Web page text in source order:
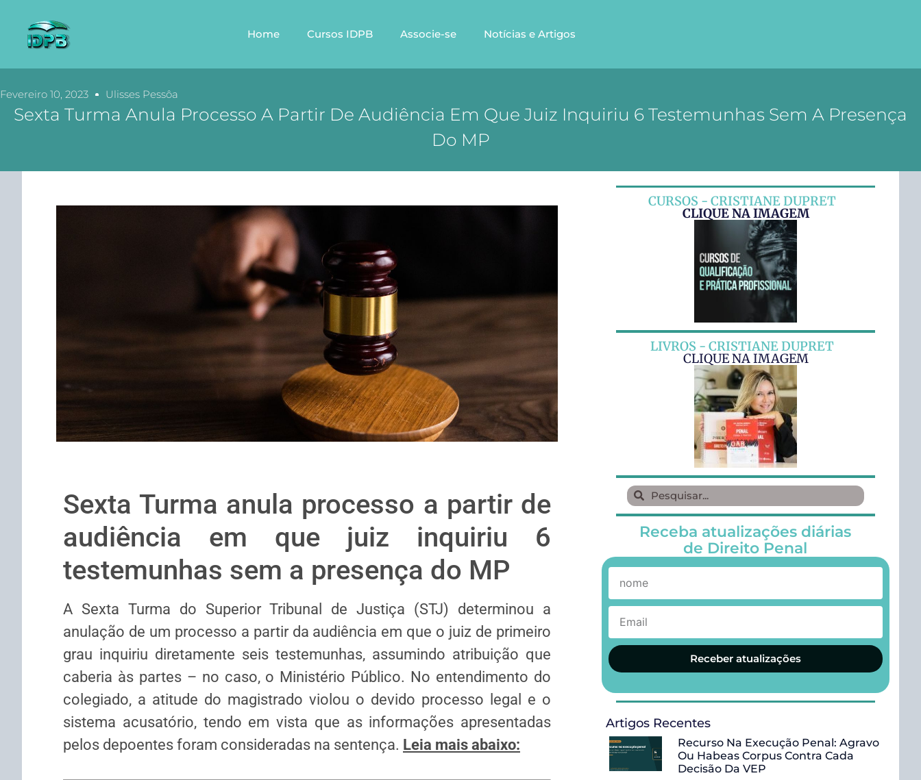
Home Cursos IDPB Associe-se Notícias e Artigos
Fevereiro 10, 2023 Ulisses Pessôa
Sexta Turma Anula Processo A Partir De Audiência Em Que Juiz Inquiriu 6 Testemunhas Sem A Presença
Do MP
Sexta Turma anula processo a partir de
audiência em que juiz inquiriu 6
testemunhas sem a presença do MP
A Sexta Turma do Superior Tribunal de Justiça (STJ) determinou a
anulação de um processo a partir da audiência em que o juiz de primeiro
grau inquiriu diretamente seis testemunhas, assumindo atribuição que
caberia às partes – no caso, o Ministério Público. No entendimento do
colegiado, a atitude do magistrado violou o devido processo legal e o
sistema acusatório, tendo em vista que as informações apresentadas
pelos depoentes foram consideradas na sentença. Leia mais abaixo:
CURSOS - CRISTIANE DUPRET
CLIQUE NA IMAGEM
LIVROS - CRISTIANE DUPRET
CLIQUE NA IMAGEM
Receba atualizações diárias
de Direito Penal
Receber atualizações
Artigos Recentes
Recurso Na Execução Penal: Agravo
Ou Habeas Corpus Contra Cada
Decisão Da VEP